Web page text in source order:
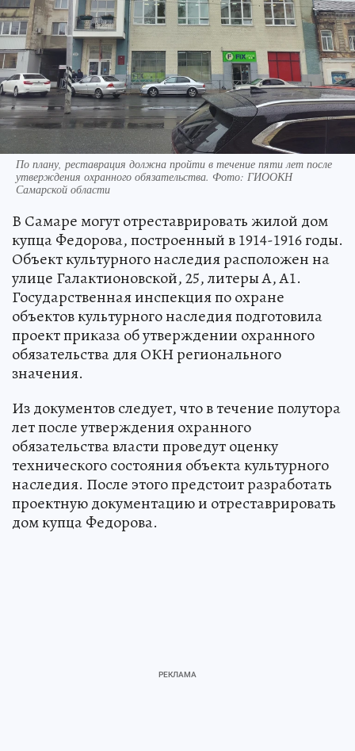
По плану, реставрация должна пройти в течение пяти лет после
утверждения охранного обязательства. Фото: ГИООКН
Самарской области
В Самаре могут отреставрировать жилой дом
купца Федорова, построенный в 1914-1916 годы.
Объект культурного наследия расположен на
улице Галактионовской, 25, литеры А, А1.
Государственная инспекция по охране
объектов культурного наследия подготовила
проект приказа об утверждении охранного
обязательства для ОКН регионального
значения.
Из документов следует, что в течение полутора
лет после утверждения охранного
обязательства власти проведут оценку
технического состояния объекта культурного
наследия. После этого предстоит разработать
проектную документацию и отреставрировать
дом купца Федорова.